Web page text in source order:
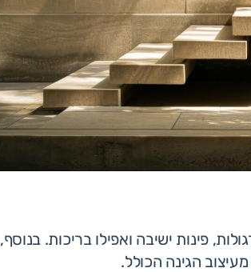
פינות ישיבה ואפילו בריכות. בנוסף,
הגינה הכולל.